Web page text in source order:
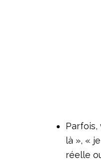
Parfois,
là », «
réelle